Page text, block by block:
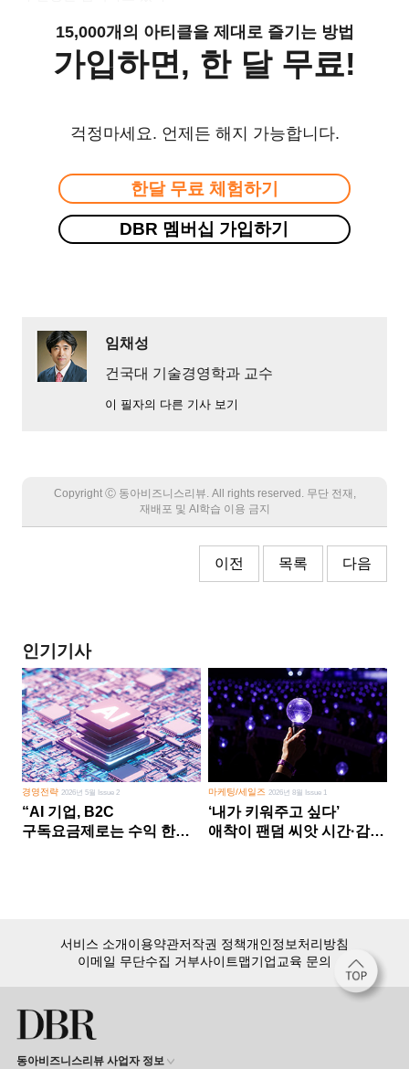
15,000개의 아티클을 제대로 즐기는 방법
가입하면, 한 달 무료!
걱정마세요. 언제든 해지 가능합니다.
한달 무료 체험하기
DBR 멤버십 가입하기
임채성
건국대 기술경영학과 교수
이 필자의 다른 기사 보기
Copyright Ⓒ 동아비즈니스리뷰. All rights reserved. 무단 전재,
재배포 및 AI학습 이용 금지
이전 목록 다음
인기기사
경영전략2026년 5월 Issue 2
“AI 기업, B2C
구독요금제로는 수익 한계
마케팅/세일즈 2026년 8월 Issue 1
‘내가 키워주고 싶다’
애착이 팬덤 씨앗 시간·감정
서비스 소개이용약관저작권 정책개인정보처리방침
이메일 무단수집 거부사이트맵기업교육 문의
동아비즈니스리뷰 사업자 정보